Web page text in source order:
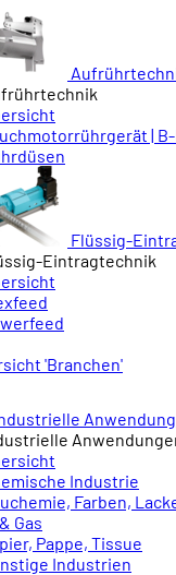
| B-
Flüssig-
Eintragtechnik
'Branchen'
Industrie
Farben,
Gas
Pappe, Tissue
Industrien